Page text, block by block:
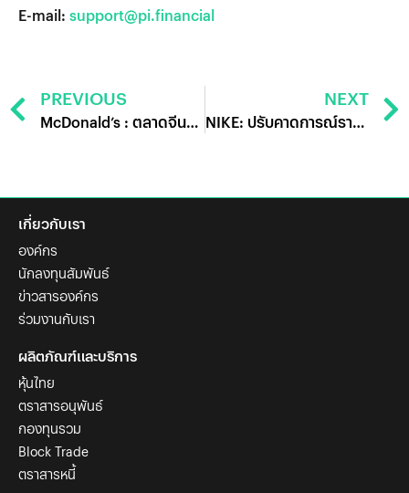
E-mail: support@pi.financial
PREVIOUS
McDonald’s : ตลาดจีนคือกุญแจสำคัญ
NEXT
NIKE: ปรับคาดการณ์รายได้ลงตามภาวะเศรษฐกิจโลกชะลอตัว
เกี่ยวกับเรา
องค์กร
นักลงทุนสัมพันธ์
ข่าวสารองค์กร
ร่วมงานกับเรา
ผลิตภัณฑ์และบริการ
หุ้นไทย
ตราสารอนุพันธ์
กองทุนรวม
Block Trade
ตราสารหนี้